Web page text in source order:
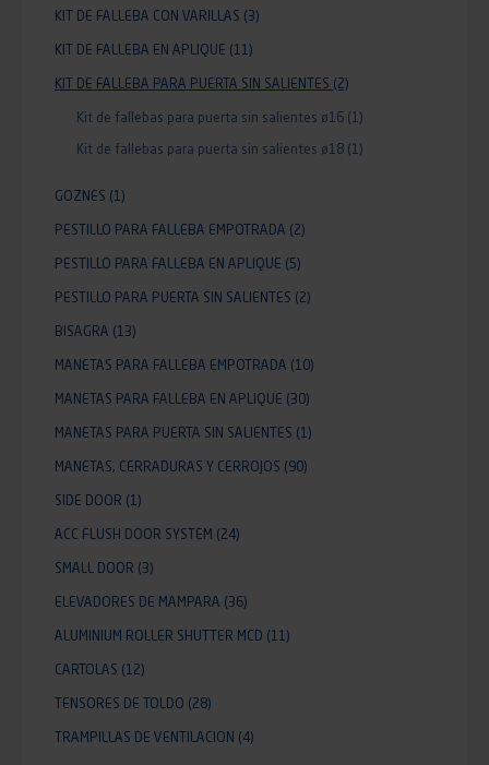
KIT DE FALLEBA CON VARILLAS (3)
KIT DE FALLEBA EN APLIQUE (11)
KIT DE FALLEBA PARA PUERTA SIN SALIENTES (2)
Kit de fallebas para puerta sin salientes ø16 (1)
Kit de fallebas para puerta sin salientes ø18 (1)
GOZNES (1)
PESTILLO PARA FALLEBA EMPOTRADA (2)
PESTILLO PARA FALLEBA EN APLIQUE (5)
PESTILLO PARA PUERTA SIN SALIENTES (2)
BISAGRA (13)
MANETAS PARA FALLEBA EMPOTRADA (10)
MANETAS PARA FALLEBA EN APLIQUE (30)
MANETAS PARA PUERTA SIN SALIENTES (1)
MANETAS, CERRADURAS Y CERROJOS (90)
SIDE DOOR (1)
ACC FLUSH DOOR SYSTEM (24)
SMALL DOOR (3)
ELEVADORES DE MAMPARA (36)
ALUMINIUM ROLLER SHUTTER MCD (11)
CARTOLAS (12)
TENSORES DE TOLDO (28)
TRAMPILLAS DE VENTILACION (4)